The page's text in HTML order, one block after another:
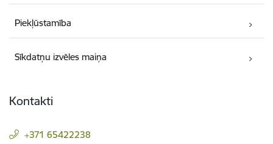
Piekļūstamība
Sīkdatņu izvēles maiņa
Kontakti
+371 65422238